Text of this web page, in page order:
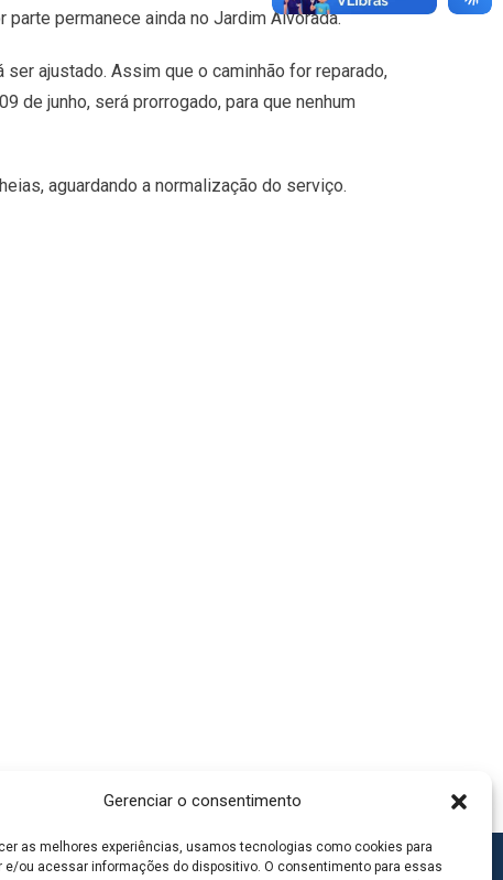
Gerenciar o consentimento
as melhores experiências, usamos tecnologias como cookies para
e/ou acessar informações do dispositivo. O consentimento para essas
parte permanece ainda no Jardim Alvorada.
ajustado. Assim que o caminhão for reparado,
de junho, será prorrogado, para que nenhum
aguardando a normalização do serviço.